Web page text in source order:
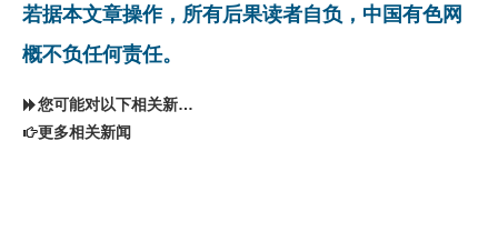
若据本文章操作，所有后果读者自负，中国有色网
概不负任何责任。
您可能对以下相关新闻同样感兴趣
更多相关新闻